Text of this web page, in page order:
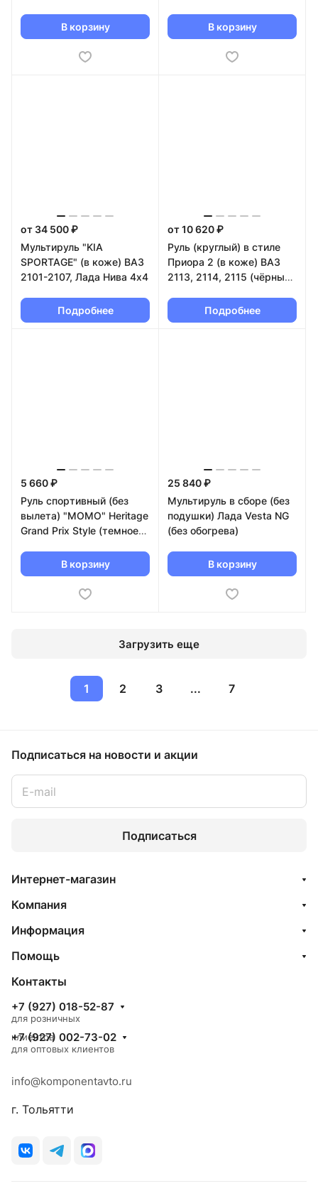
белая метка)В корзину
В корзину
от 34 500 ₽
Мультируль "KIA
SPORTAGE" (в коже) ВАЗ
2101-2107, Лада Нива 4х4
Подробнее
от 10 620 ₽
Руль (круглый) в стиле
Приора 2 (в коже) ВАЗ
2113, 2114, 2115 (чёрный
Подробнее
5 660 ₽
Руль спортивный (без
вылета) "MOMO" Heritage
Grand Prix Style (темное
В корзину
25 840 ₽
Мультируль в сборе (без
подушки) Лада Vesta NG
(без обогрева)
В корзину
Загрузить еще
1 2 3 ... 7
Подписаться на новости и акции
Подписаться
Интернет-магазин
Компания
Информация
Помощь
Контакты
+7 (927) 018-52-87
для розничных
клиентов
+7 (927) 002-73-02
для оптовых клиентов
info@komponentavto.ru
г. Тольятти